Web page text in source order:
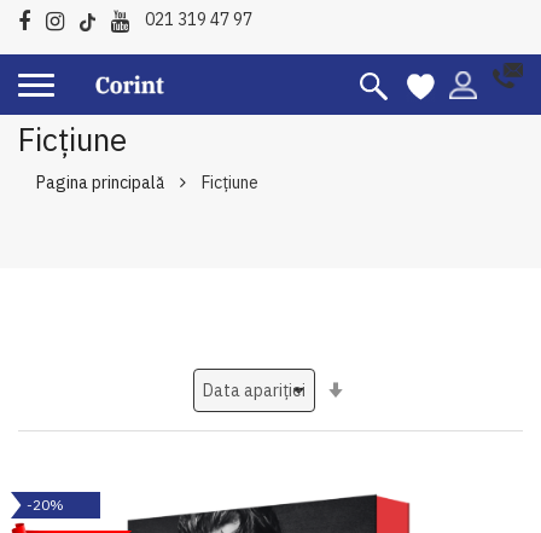
021 319 47 97
Ficțiune
Pagina principală Ficțiune
-20%